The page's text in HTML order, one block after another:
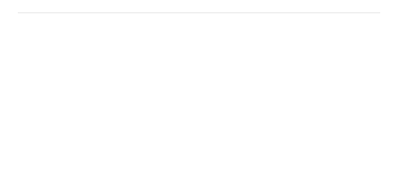
Специальная военная операция на Украине